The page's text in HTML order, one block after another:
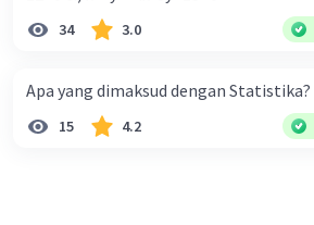
34 3.0
Apa yang dimaksud dengan Statistika?
15 4.2